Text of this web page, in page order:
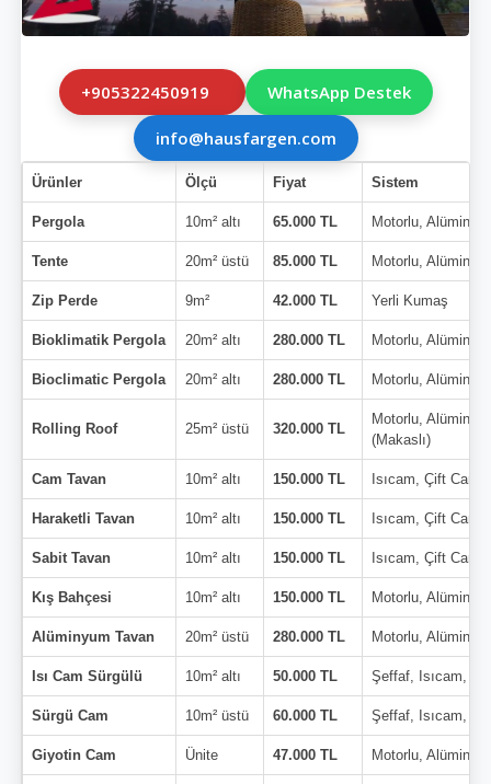
+905322450919 WhatsApp Destek
info@hausfargen.com
Ürünler Ölçü Fiyat Sistem
Pergola 10m² altı 65.000 TL Motorlu,
Tente 20m² üstü 85.000 TL Motorlu,
Zip Perde 9m² 42.000 TL Yerli Kumaş
Bioklimatik Pergola 20m² altı 280.000 TL Motorlu,
Bioclimatic Pergola 20m² altı 280.000 TL Motorlu,
Rolling Roof 25m² üstü 320.000 TL
Motorlu,
(Makaslı)
Cam Tavan 10m² altı 150.000 TL Isıcam, Çift Cam
Haraketli Tavan 10m² altı 150.000 TL Isıcam, Çift Cam
Sabit Tavan 10m² altı 150.000 TL Isıcam, Çift Cam
Kış Bahçesi 10m² altı 150.000 TL Motorlu,
Alüminyum Tavan 20m² üstü 280.000 TL Motorlu,
Isı Cam Sürgülü 10m² altı 50.000 TL Şeffaf, Isıcam,
Sürgü Cam 10m² üstü 60.000 TL Şeffaf, Isıcam,
Giyotin Cam Ünite 47.000 TL Motorlu,